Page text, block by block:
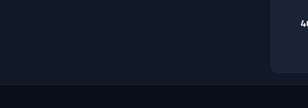
زواجهما الـ40